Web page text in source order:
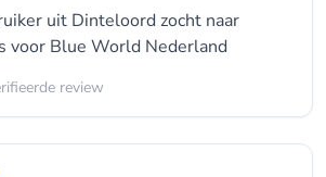
uit Dinteloord zocht naar
voor Blue World Nederland
review